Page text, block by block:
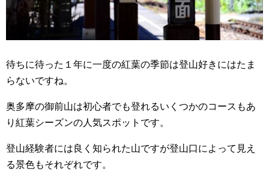
待ちに待った１年に一度の紅葉の季節は登山好きにはたま
らないですね。
奥多摩の御前山は初心者でも登れるいくつかのコースもあ
り紅葉シーズンの人気スポットです。
登山経験者には良く知られた山ですが登山口によって見え
る景色もそれぞれです。